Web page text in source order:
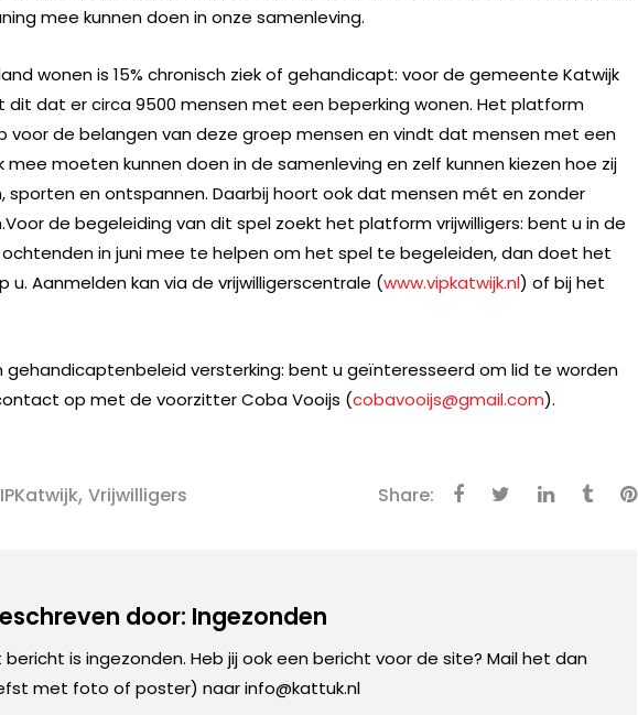
mee kunnen doen in onze samenleving.
wonen is 15% chronisch ziek of gehandicapt: voor de gemeente Katwijk
dit dat er circa 9500 mensen met een beperking wonen. Het platform
de belangen van deze groep mensen en vindt dat mensen met een
moeten kunnen doen in de samenleving en zelf kunnen kiezen hoe zij
sporten en ontspannen. Daarbij hoort ook dat mensen mét en zonder
de begeleiding van dit spel zoekt het platform vrijwilligers: bent u in de
in juni mee te helpen om het spel te begeleiden, dan doet het
Aanmelden kan via de vrijwilligerscentrale (www.vipkatwijk.nl) of bij het
versterking: bent u geïnteresseerd om lid te worden
op met de voorzitter Coba Vooijs (cobavooijs@gmail.com).
, Vrijwilligers Share:
door: Ingezonden
bericht is ingezonden. Heb jij ook een bericht voor de site? Mail het dan
met foto of poster) naar info@kattuk.nl